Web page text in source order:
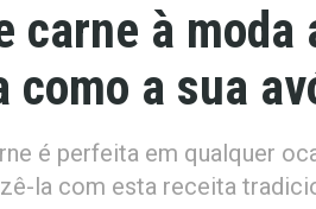
carne à
como a sua
é perfeita em qualquer
la com esta receita